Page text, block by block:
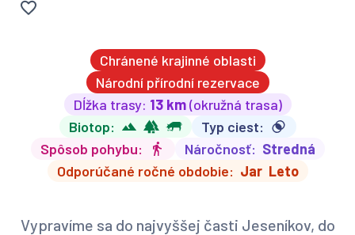
Chránené krajinné oblasti
Národní přírodní rezervace
Dĺžka trasy: 13 km (okružná trasa)
Biotop:
Typ ciest:
Spôsob pohybu:
Náročnosť: Stredná
Odporúčané ročné obdobie: Jar Leto
Vypravíme sa do najvyššej časti Jeseníkov, do